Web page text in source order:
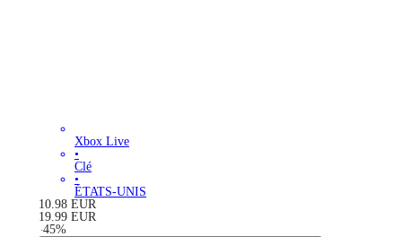
Xbox Live
•
Clé
•
ÉTATS-UNIS
10.98 EUR
19.99 EUR
-45%